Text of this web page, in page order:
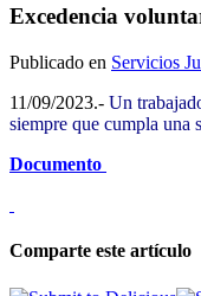
Excedencia
Publicado en Servicios
11/09/2023.- Un
siempre que cumpla una
Documento
Comparte este artículo